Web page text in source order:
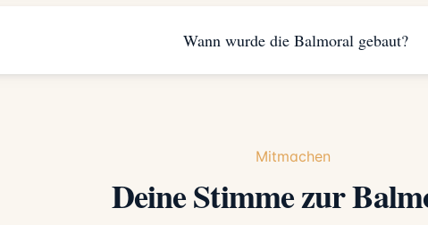
Wann wurde die Balmoral gebaut?
Mitmachen
Deine Stimme zur